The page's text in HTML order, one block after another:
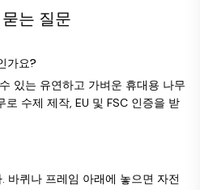
는 질문
가요?
있는 유연하고 가벼운 휴대용 나무
수제 제작, EU 및 FSC 인증을 받
바퀴나 프레임 아래에 놓으면 자전